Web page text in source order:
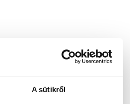
A sütikről